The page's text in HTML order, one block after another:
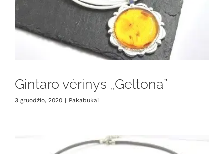
Gintaro vėrinys „Geltona”
3 gruodžio, 2020 | Pakabukai